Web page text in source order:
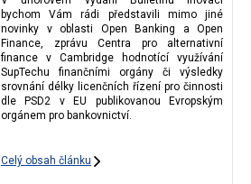
bychom Vám rádi představili mimo jiné
novinky v oblasti Open Banking a Open
Finance, zprávu Centra pro alternativní
finance v Cambridge hodnotící využívání
SupTechu finančními orgány či výsledky
srovnání délky licenčních řízení pro činnosti
dle PSD2 v EU publikovanou Evropským
orgánem pro bankovnictví.
Celý obsah článku